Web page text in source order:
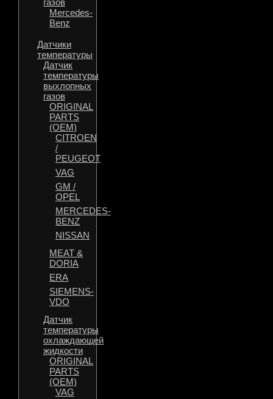
газов
Mercedes-
Benz
Датчики
температуры
Датчик
температуры
выхлопных
газов
ORIGINAL
PARTS
(OEM)
CITROEN
/
PEUGEOT
VAG
GM /
OPEL
MERCEDES-
BENZ
NISSAN
MEAT &
DORIA
ERA
SIEMENS-
VDO
Датчик
температуры
охлаждающей
жидкости
ORIGINAL
PARTS
(OEM)
VAG